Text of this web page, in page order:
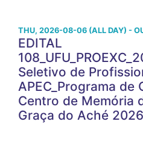
THU, 2026-08-06 (ALL DAY) -
EDITAL
Seletivo de
APEC_Programa de
Centro de Memória
Graça do Aché 2026